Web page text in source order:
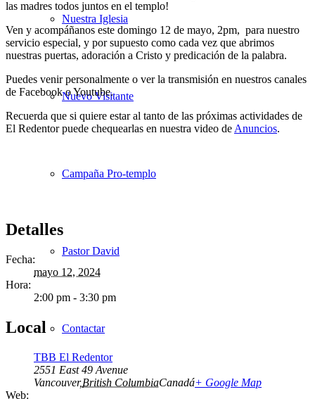
Nuestra Iglesia
Nuevo Visitante
Campaña Pro-templo
Pastor David
Contactar
las madres todos juntos en el templo!
Ven y acompáñanos este domingo 12 de mayo, 2pm, para nuestro
servicio especial, y por supuesto como cada vez que abrimos
nuestras puertas, adoración a Cristo y predicación de la palabra.
Puedes venir personalmente o ver la transmisión en nuestros canales
de Facebook o Youtube.
Recuerda que si quiere estar al tanto de las próximas actividades de
El Redentor puede chequearlas en nuestra video de Anuncios.
Detalles
Fecha:
mayo 12, 2024
Hora:
2:00 pm - 3:30 pm
Local
TBB El Redentor
2551 East 49 Avenue
Vancouver,British ColumbiaCanadá+ Google Map
Web: